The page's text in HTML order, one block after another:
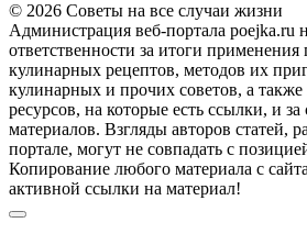
© 2026 Советы на все случаи жизни
Администрация веб-портала poejka.ru
ответственности за итоги
кулинарных рецептов, методов их
кулинарных и прочих советов, а
ресурсов, на которые есть ссылки, и
материалов. Взгляды авторов статей,
портале, могут не совпадать с
Копирование любого материала с
активной ссылки на материал!